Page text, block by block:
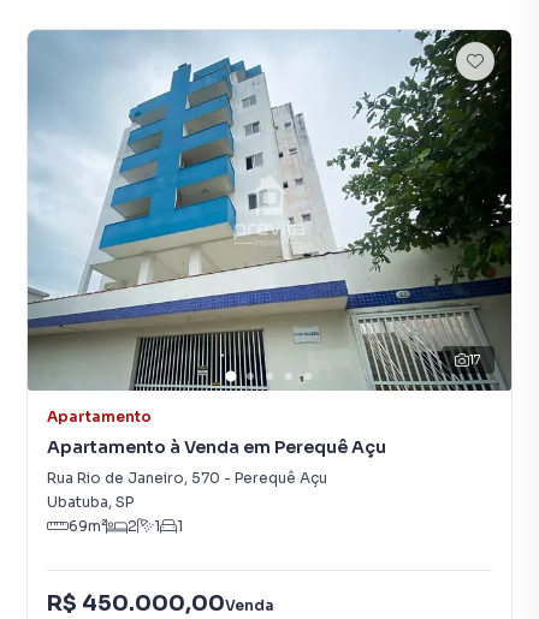
17
Apartamento
Apartamento à Venda em Perequê Açu
Rua Rio de Janeiro, 570 - Perequê Açu
Ubatuba, SP
69m² 2 1 1
R$ 450.000,00Venda